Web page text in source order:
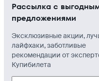
Рассылка с
предложениями
Эксклюзивные акции,
лайфхаки, заботливые
рекомендации от
Купибилета